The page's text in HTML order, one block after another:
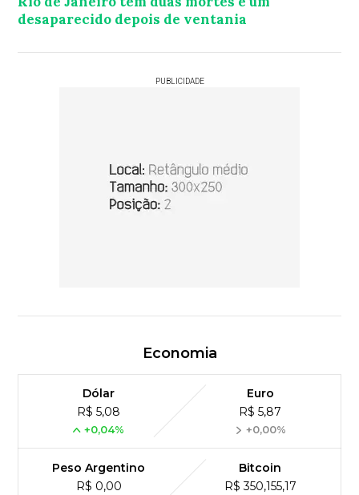
desaparecido depois de ventania
PUBLICIDADE
Economia
Dólar
R$ 5,08
+0,04%
Euro
R$ 5,87
+0,00%
Peso Argentino
R$ 0,00
Bitcoin
R$ 350,155,17